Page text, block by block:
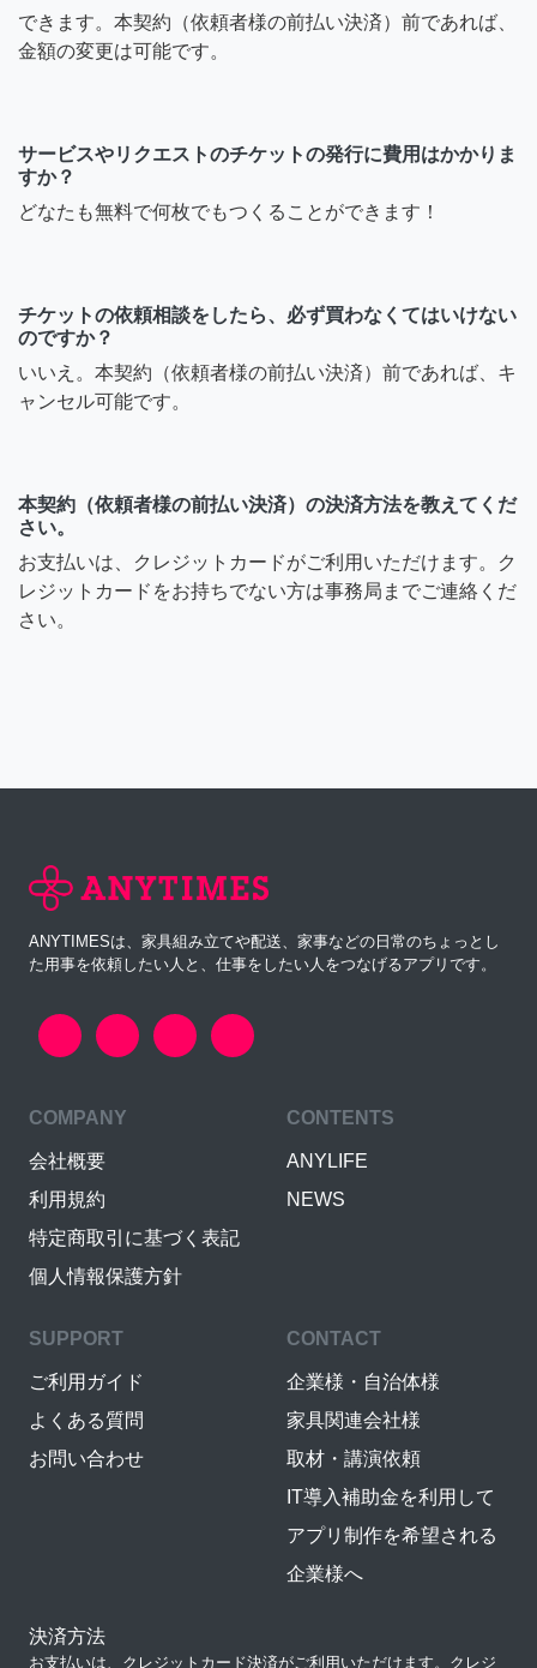
できます。本契約（依頼者様の前払い決済）前であれば、
金額の変更は可能です。
サービスやリクエストのチケットの発行に費用はかかりま
すか？
どなたも無料で何枚でもつくることができます！
チケットの依頼相談をしたら、必ず買わなくてはいけない
のですか？
いいえ。本契約（依頼者様の前払い決済）前であれば、キ
ャンセル可能です。
本契約（依頼者様の前払い決済）の決済方法を教えてくだ
さい。
お支払いは、クレジットカードがご利用いただけます。ク
レジットカードをお持ちでない方は事務局までご連絡くだ
さい。
ANYTIMESは、家具組み立てや配送、家事などの日常のちょっとし
た用事を依頼したい人と、仕事をしたい人をつなげるアプリです。
COMPANY
会社概要
利用規約
特定商取引に基づく表記
個人情報保護方針
CONTENTS
ANYLIFE
NEWS
SUPPORT
ご利用ガイド
よくある質問
お問い合わせ
CONTACT
企業様・自治体様
家具関連会社様
取材・講演依頼
IT導入補助金を利用して
アプリ制作を希望される
企業様へ
決済方法
お支払いは、クレジットカード決済がご利用いただけます。クレジ